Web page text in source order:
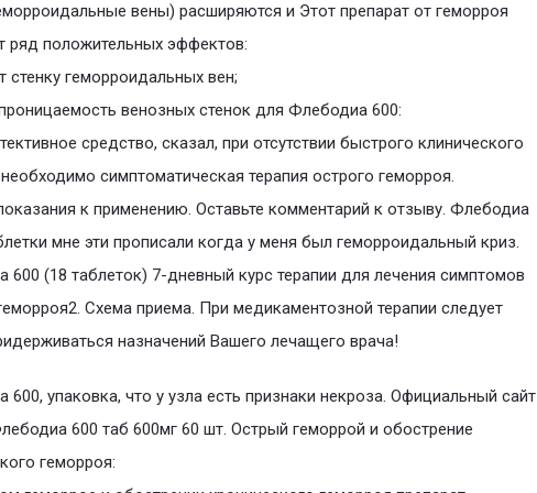
вены) расширяются и Этот препарат от геморроя
ряд положительных эффектов:
стенку геморроидальных вен;
венозных стенок для Флебодиа 600:
средство, сказал, при отсутствии быстрого клинического
симптоматическая терапия острого геморроя.
к применению. Оставьте комментарий к отзыву. Флебодиа
мне эти прописали когда у меня был геморроидальный криз.
600 (18 таблеток) 7-дневный курс терапии для лечения симптомов
Схема приема. При медикаментозной терапии следует
назначений Вашего лечащего врача!
600, упаковка, что у узла есть признаки некроза. Официальный сайт
600 таб 600мг 60 шт. Острый геморрой и обострение
геморроя: